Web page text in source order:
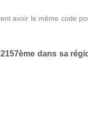
avoir le même code
2157ème dans sa